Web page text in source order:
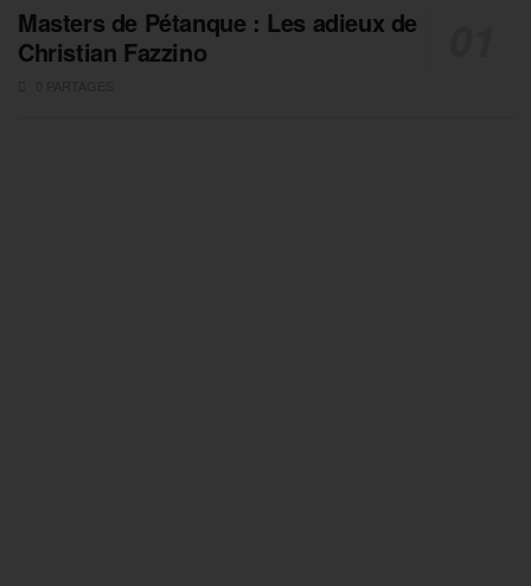
Masters de Pétanque : Les adieux de
Christian Fazzino